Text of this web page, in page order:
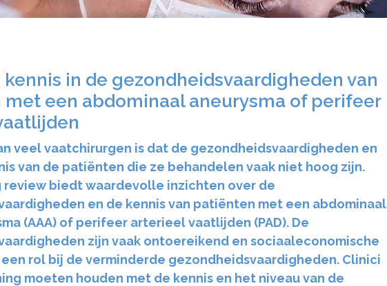
kennis in de gezondheidsvaardigheden van
een abdominaal aneurysma of perifeer
veel vaatchirurgen is dat de gezondheidsvaardigheden en
van de patiënten die ze behandelen vaak niet hoog zijn.
review biedt waardevolle inzichten over de
en de kennis van patiënten met een abdominaal
(AAA) of perifeer arterieel vaatlijden (PAD). De
zijn vaak ontoereikend en sociaaleconomische
rol bij de verminderde gezondheidsvaardigheden. Clinici
moeten houden met de kennis en het niveau van de